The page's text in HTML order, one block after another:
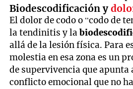
Biodescodificación y
El dolor de codo o “codo de
la tendinitis y la
allá de la lesión física. Para
molestia en esa zona es un
de supervivencia que
conflicto emocional que no